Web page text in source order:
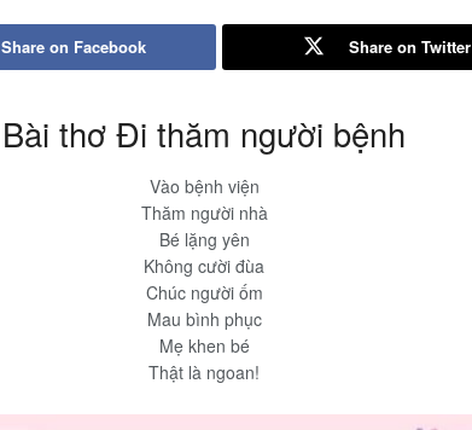
Share on Facebook Share on Twitter
Bài thơ Đi thăm người bệnh
Vào bệnh viện
Thăm người nhà
Bé lặng yên
Không cười đùa
Chúc người ốm
Mau bình phục
Mẹ khen bé
Thật là ngoan!